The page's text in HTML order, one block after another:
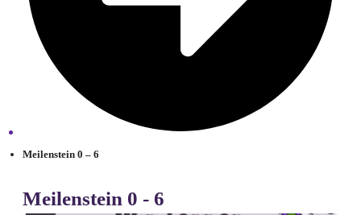
Meilenstein 0 – 6
Meilenstein 0 - 6